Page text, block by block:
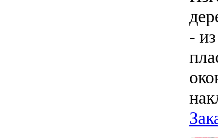
-